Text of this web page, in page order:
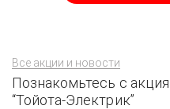
Все акции и новости
Познакомьтесь с
“Тойота-Электрик”